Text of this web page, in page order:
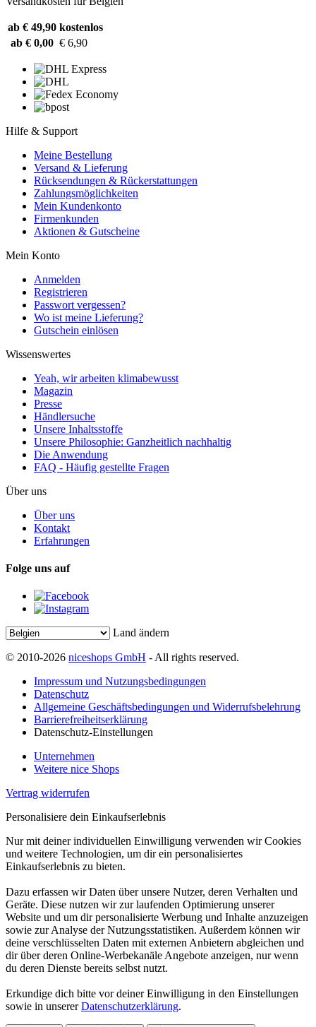
ab € 49,90 kostenlos
ab € 0,00 € 6,90
Hilfe & Support
Meine Bestellung
Versand & Lieferung
Rücksendungen & Rückerstattungen
Zahlungsmöglichkeiten
Mein Kundenkonto
Firmenkunden
Aktionen & Gutscheine
Mein Konto
Anmelden
Registrieren
Passwort vergessen?
Wo ist meine Lieferung?
Gutschein einlösen
Wissenswertes
Yeah, wir arbeiten klimabewusst
Magazin
Presse
Händlersuche
Unsere Inhaltsstoffe
Unsere Philosophie: Ganzheitlich nachhaltig
Die Anwendung
FAQ - Häufig gestellte Fragen
Über uns
Über uns
Kontakt
Erfahrungen
Folge uns auf
Land ändern
© 2010-2026 niceshops GmbH - All rights reserved.
Impressum und Nutzungsbedingungen
Datenschutz
Allgemeine Geschäftsbedingungen und Widerrufsbelehrung
Barrierefreiheitserklärung
Datenschutz-Einstellungen
Unternehmen
Weitere nice Shops
Vertrag widerrufen
Personalisiere dein Einkaufserlebnis
Nur mit deiner individuellen Einwilligung verwenden wir Cookies
und weitere Technologien, um dir ein personalisiertes
Einkaufserlebnis zu bieten.
Dazu erfassen wir Daten über unsere Nutzer, deren Verhalten und
Geräte. Diese nutzen wir zur laufenden Optimierung unserer
Website und um dir personalisierte Werbung und Inhalte anzuzeigen
sowie zur Analyse der Nutzungsstatistiken. Außerdem können wir
deine verschlüsselten Daten mit externen Anbietern abgleichen und
dir über deren Online-Werbekanäle Angebote anzeigen, nur wenn
du deren Dienste bereits selbst nutzt.
Erkundige dich bitte vor deiner Einwilligung in den Einstellungen
sowie in unsererDatenschutzerklärung.